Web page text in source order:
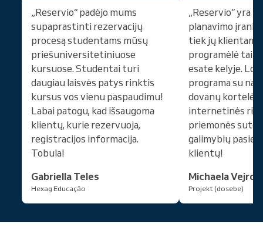
„Reservio“ padėjo mums
supaprastinti rezervacijų
procesą studentams mūsų
priešuniversitetiniuose
kursuose. Studentai turi
daugiau laisvės patys rinktis
kursus vos vienu paspaudimu!
Labai patogu, kad išsaugoma
klientų, kurie rezervuoja,
registracijos informacija.
Tobula!
Gabriella Teles
Hexag Educação
„Reservio“ yra
planavimo
tiek jų
programėlė taip
esate kelyje.
programa su
dovanų
internetinės
priemonės
galimybių
klientų!
Michaela
Projekt (dosebe)